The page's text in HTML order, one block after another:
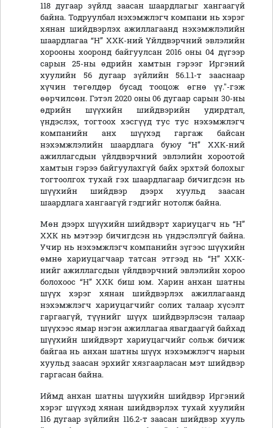
118 дугаар зүйлд заасан шаардлагыг хангаагүй
байна. Тодруулбал нэхэмжлэгч компани нь хэрэг
хянан шийдвэрлэх ажиллагаанд нэхэмжлэлийн
шаардлагаа “Н” ХХК-ний Үйлдвэрчний эвлэлийн
хорооны хооронд байгуулсан 2016 оны 04 дүгээр
сарын 25-ны өдрийн хамтын гэрээг Иргэний
хуулийн 56 дугаар зүйлийн 56.1.1-т зааснаар
хүчин төгөлдөр бусад тооцож өгнө үү."-гэж
өөрчилсөн. Гэтэл 2020 оны 06 дугаар сарын 30-ны
өдрийн шүүхийн шийдвэрийн удирдтал,
үндэслэх, тогтоох хэсгүүд тус тус нэхэмжлэгч
компанийн анх шүүхэд гаргаж байсан
нэхэмжлэлийн шаардлага буюу “Н” ХХК-ний
ажиллагсдын үйлдвэрчний эвлэлийн хороотой
хамтын гэрээ байгуулахгүй байх эрхтэй болохыг
тогтоолгох тухай гэх шаардлагаар бичигдсэн нь
шүүхийн шийдвэр дээрх хуульд заасан
шаардлага хангаагүй гэдгийг нотолж байна.
Мөн дээрх шүүхийн шийдвэрт хариуцагч нь “Н”
ХХК нь мэтээр бичигдсэн нь үндэслэлгүй байна.
Учир нь нэхэмжлэгч компанийн зүгээс шүүхийн
өмнө хариуцагчаар татсан этгээд нь “Н” ХХК-
нийг ажиллагсдын үйлдвэрчний эвлэлийн хороо
болохоос “Н” ХХК биш юм. Харин анхан шатны
шүүх хэрэг хянан шийдвэрлэх ажиллагаанд
нэхэмжлэгч хариуцагчийг солих талаар хүсэлт
гаргаагүй, түүнийг шүүх шийдвэрлэсэн талаар
шүүхээс ямар нэгэн ажиллагаа явагдаагүй байхад
шүүхийн шийдвэрт хариуцагчийг сольж бичиж
байгаа нь анхан шатны шүүх нэхэмжлэгч нарын
хуульд заасан эрхийг хязгаарласан мэт шийдвэр
гаргасан байна.
Иймд анхан шатны шүүхийн шийдвэр Иргэний
хэрэг шүүхэд хянан шийдвэрлэх тухай хуулийн
116 дугаар зүйлийн 116.2-т заасан шийдвэр хууль